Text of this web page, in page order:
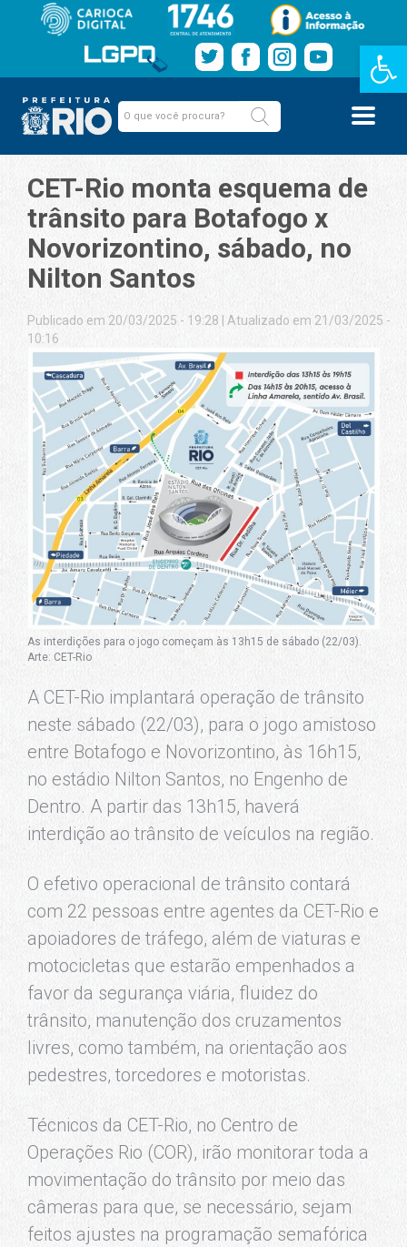
Barra de
CET-Rio monta esquema de
trânsito para Botafogo x
Novorizontino, sábado, no
Nilton Santos
Publicado em 20/03/2025 - 19:28
Atualizado em 21/03/2025 -
10:16
As interdições para o jogo começam às 13h15 de sábado (22/03).
Arte: CET-Rio
A CET-Rio implantará operação de trânsito
neste sábado (22/03), para o jogo amistoso
entre Botafogo e Novorizontino, às 16h15,
no estádio Nilton Santos, no Engenho de
Dentro. A partir das 13h15, haverá
interdição ao trânsito de veículos na região.
O efetivo operacional de trânsito contará
com 22 pessoas entre agentes da CET-Rio e
apoiadores de tráfego, além de viaturas e
motocicletas que estarão empenhados a
favor da segurança viária, fluidez do
trânsito, manutenção dos cruzamentos
livres, como também, na orientação aos
pedestres, torcedores e motoristas.
Técnicos da CET-Rio, no Centro de
Operações Rio (COR), irão monitorar toda a
movimentação do trânsito por meio das
câmeras para que, se necessário, sejam
feitos ajustes na programação semafórica